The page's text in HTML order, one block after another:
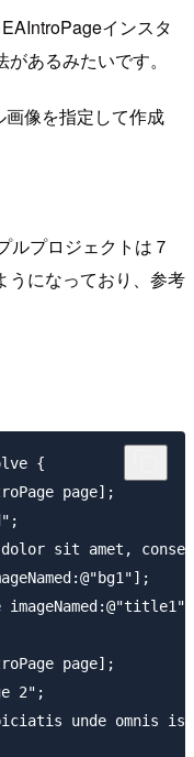
インスタ
あるみたいです。
像を指定して作成
ルプロジェクトは７
うになっており、参考
{
page];
sit amet,
page];
2";
unde omnis